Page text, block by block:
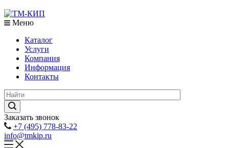
Меню
Каталог
Услуги
Компания
Информация
Контакты
Заказать звонок
+7 (495) 778-83-22
info@tmkip.ru